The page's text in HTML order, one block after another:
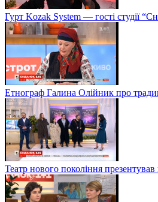
Гурт Kozak System — гості студії
Етнограф Галина Олійник про
Театр нового покоління